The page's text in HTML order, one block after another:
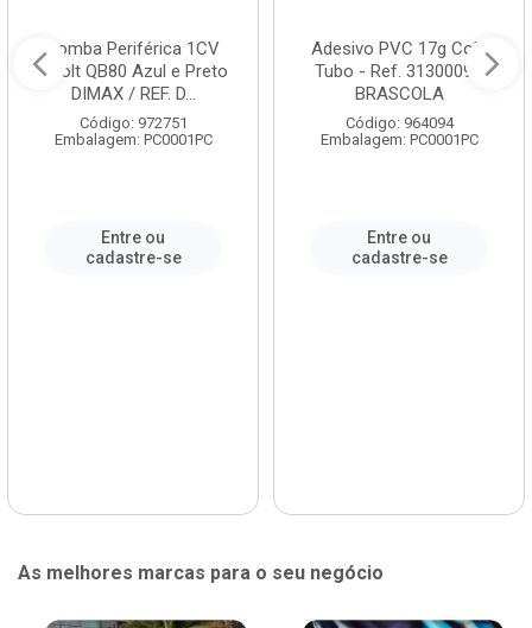
Bomba Periférica 1CV
Bivolt QB80 Azul e Preto
DIMAX / REF. D...
Código: 972751
Embalagem: PC0001PC
Entre ou
cadastre-se
Adesivo PVC 17g Cola
Tubo - Ref. 3130009 -
BRASCOLA
Código: 964094
Embalagem: PC0001PC
Entre ou
cadastre-se
As melhores marcas para o seu negócio